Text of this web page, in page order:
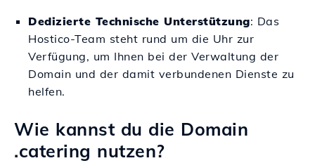
Dedizierte Technische Unterstützung: Das
Hostico-Team steht rund um die Uhr zur
Verfügung, um Ihnen bei der Verwaltung der
Domain und der damit verbundenen Dienste zu
helfen.
Wie kannst du die Domain
.catering nutzen?